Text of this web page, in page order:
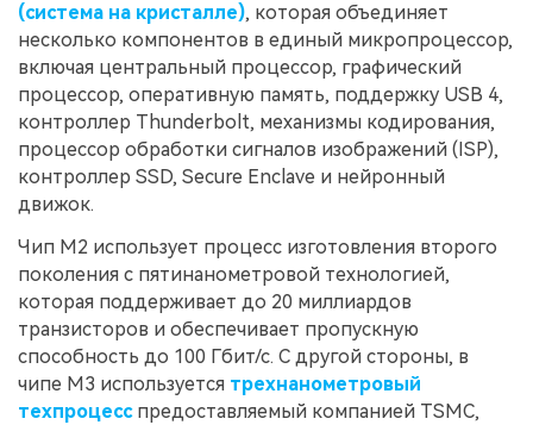
(система на кристалле), которая объединяет
несколько компонентов в единый микропроцессор,
включая центральный процессор, графический
процессор, оперативную память, поддержку USB 4,
контроллер Thunderbolt, механизмы кодирования,
процессор обработки сигналов изображений (ISP),
контроллер SSD, Secure Enclave и нейронный
движок.
Чип M2 использует процесс изготовления второго
поколения с пятинанометровой технологией,
которая поддерживает до 20 миллиардов
транзисторов и обеспечивает пропускную
способность до 100 Гбит/с. С другой стороны, в
чипе M3 используется трехнанометровый
техпроцесспредоставляемый компанией TSMC,